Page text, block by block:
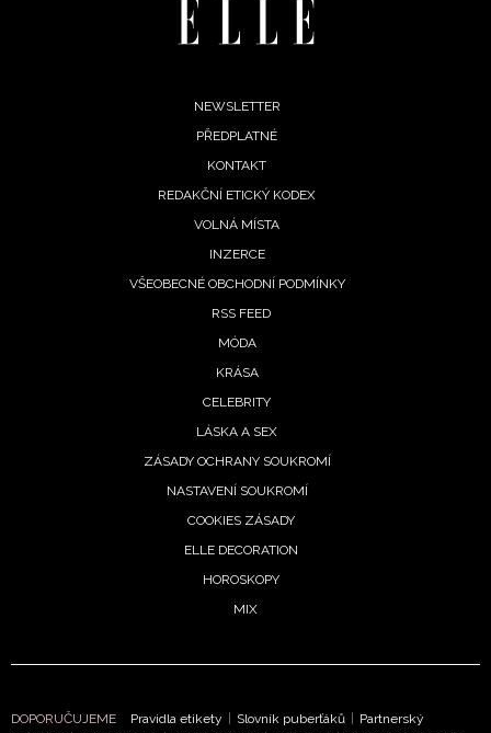
NEWSLETTER
PŘEDPLATNÉ
KONTAKT
REDAKČNÍ ETICKÝ KODEX
VOLNÁ MÍSTA
INZERCE
VŠEOBECNÉ OBCHODNÍ PODMÍNKY
RSS FEED
MÓDA
KRÁSA
CELEBRITY
LÁSKA A SEX
ZÁSADY OCHRANY SOUKROMÍ
NASTAVENÍ SOUKROMÍ
COOKIES ZÁSADY
ELLE DECORATION
HOROSKOPY
MIX
DOPORUČUJEME Pravidla etikety Slovník puberťáků
Partnerský